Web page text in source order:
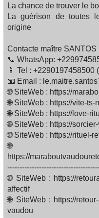
La chance de trouver le
La guérison de toutes
origine
Contacte maître SANTOS
📞 WhatsApp:
📱 Tel : +2290197458500
📧 Email :
🌐 SiteWeb : https://
🌐 SiteWeb : https://vite-
🌐 SiteWeb : https://love-
🌐 SiteWeb : https://
🌐 SiteWeb : https://rituel-
🌐
https://
🌐 SiteWeb : https://
affectif
🌐 SiteWeb : https://
vaudou